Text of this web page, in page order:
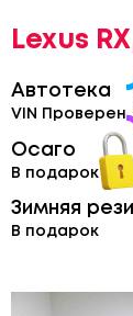
Lexus
Автотека
VIN Проверен
Осаго
В подарок
Зимняя
В подарок